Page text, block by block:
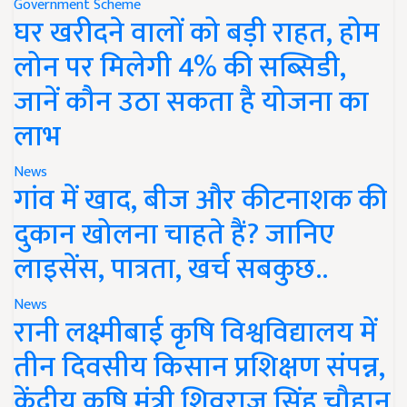
घर खरीदने वालों को बड़ी राहत, होम
लोन पर मिलेगी 4% की सब्सिडी,
जानें कौन उठा सकता है योजना का
लाभ
News
गांव में खाद, बीज और कीटनाशक की
दुकान खोलना चाहते हैं? जानिए
लाइसेंस, पात्रता, खर्च सबकुछ..
News
रानी लक्ष्मीबाई कृषि विश्वविद्यालय में
तीन दिवसीय किसान प्रशिक्षण संपन्न,